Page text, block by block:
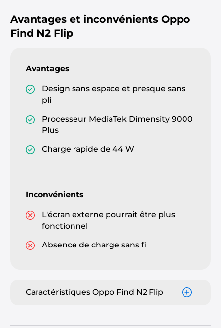
Avantages et inconvénients Oppo
Find N2 Flip
Avantages
Design sans espace et presque sans
pli
Processeur MediaTek Dimensity 9000
Plus
Charge rapide de 44 W
Inconvénients
L'écran externe pourrait être plus
fonctionnel
Absence de charge sans fil
Caractéristiques Oppo Find N2 Flip